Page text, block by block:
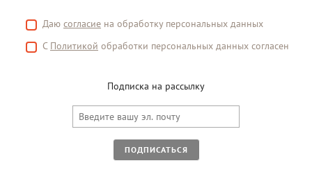
Даю согласие на обработку персональных данных
С Политикой обработки персональных данных согласен
Подписка на рассылку
ПОДПИСАТЬСЯ